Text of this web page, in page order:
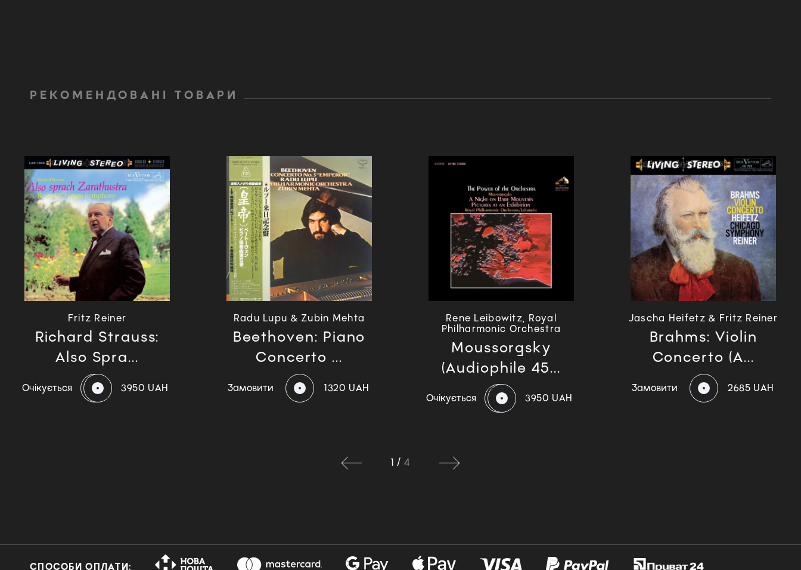
РЕКОМЕНДОВАНІ ТОВАРИ
Fritz Reiner
Richard Strauss:
Also Spra...
Очікується 3950 UAH
Radu Lupu & Zubin Mehta
Beethoven: Piano
Concerto ...
Замовити 1320 UAH
Rene Leibowitz, Royal
Philharmonic Orchestra
Moussorgsky
(Audiophile 45...
Очікується 3950 UAH
Jascha Heifetz & Fritz Reiner
Brahms: Violin
Concerto (A...
Замовити 2685 UAH
1 / 4
СПОСОБИ ОПЛАТИ: